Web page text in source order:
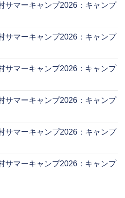
サマーキャンプ2026：キャンプ
サマーキャンプ2026：キャンプ
サマーキャンプ2026：キャンプ
サマーキャンプ2026：キャンプ
サマーキャンプ2026：キャンプ
サマーキャンプ2026：キャンプ